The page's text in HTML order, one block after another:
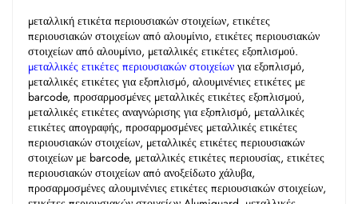
μεταλλική ετικέτα περιουσιακών στοιχείων, ετικέτες
περιουσιακών στοιχείων από αλουμίνιο, ετικέτες περιουσιακών
μεταλλικές ετικέτες περιουσιακών στοιχείων για εξοπλισμό,
μεταλλικές ετικέτες για εξοπλισμό, αλουμινένιες ετικέτες με
barcode, προσαρμοσμένες μεταλλικές ετικέτες εξοπλισμού,
μεταλλικές ετικέτες αναγνώρισης για εξοπλισμό, μεταλλικές
ετικέτες απογραφής, προσαρμοσμένες μεταλλικές ετικέτες
περιουσιακών στοιχείων, μεταλλικές ετικέτες περιουσιακών
στοιχείων με barcode, μεταλλικές ετικέτες περιουσίας, ετικέτες
περιουσιακών στοιχείων από ανοξείδωτο χάλυβα,
προσαρμοσμένες αλουμινένιες ετικέτες περιουσιακών στοιχείων,